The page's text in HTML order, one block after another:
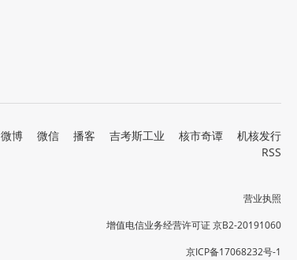
微博 微信 播客 吉考斯工业 核市奇谭
机核发行
RSS
营业执照
增值电信业务经营许可证 京B2-20191060
京ICP备17068232号-1